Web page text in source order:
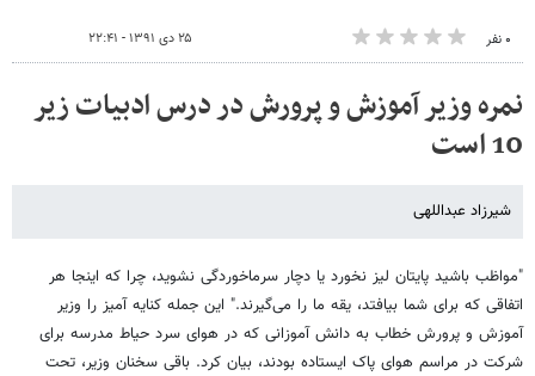
۰ نفر ۲۵ دی ۱۳۹۱ - ۲۲:۴۱
نمره وزیر آموزش و پرورش در درس ادبیات زیر
10 است
شیرزاد عبداللهی
"مواظب باشید پایتان لیز نخورد یا دچار سرماخوردگی نشوید، چرا که اینجا هر
اتفاقی که برای شما بیافتد، یقه ما را می‌گیرند." این جمله کنایه آمیز را وزیر
آموزش و پرورش خطاب به دانش آموزانی که در هوای سرد حیاط مدرسه برای
شرکت در مراسم هوای پاک ایستاده بودند، بیان کرد. باقی سخنان وزیر، تحت